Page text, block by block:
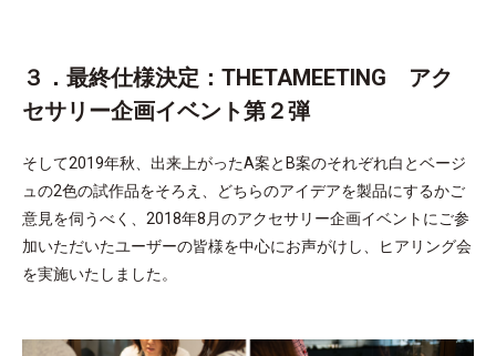
３．最終仕様決定： THETAMEETING アク
セサリー企画イベント第２弾
そして2019年秋、出来上がったA案とB案のそれぞれ白とベージ
ュの2色の試作品をそろえ、どちらのアイデアを製品にするかご
意見を伺うべく、2018年8月のアクセサリー企画イベントにご参
加いただいたユーザーの皆様を中心にお声がけし、ヒアリング会
を実施いたしました。